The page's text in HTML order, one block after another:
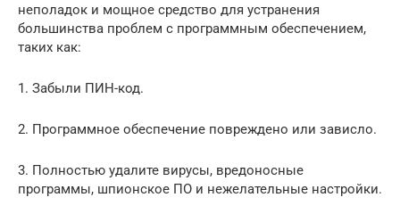
неполадок и мощное средство для устранения
большинства проблем с программным обеспечением,
таких как:
1. Забыли ПИН-код.
2. Программное обеспечение повреждено или зависло.
3. Полностью удалите вирусы, вредоносные
программы, шпионское ПО и нежелательные настройки.